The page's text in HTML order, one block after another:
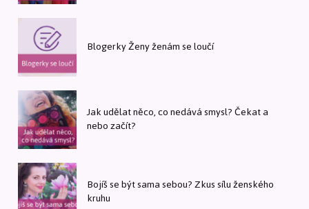
Blogerky Ženy ženám se loučí
Jak udělat něco, co nedává smysl? Čekat a
nebo začít?
Bojíš se být sama sebou? Zkus sílu ženského
kruhu